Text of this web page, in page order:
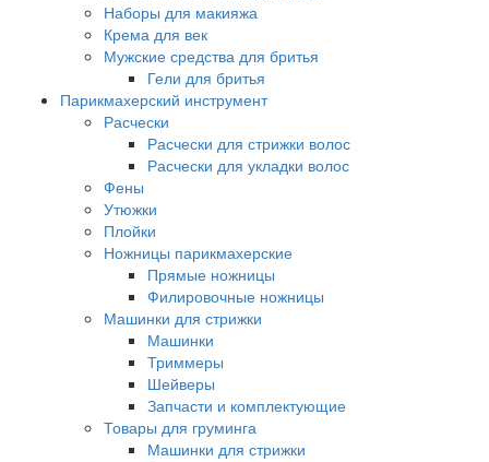
Наборы для макияжа
Крема для век
Мужские средства для бритья
Гели для бритья
Парикмахерский инструмент
Расчески
Расчески для стрижки волос
Расчески для укладки волос
Фены
Утюжки
Плойки
Ножницы парикмахерские
Прямые ножницы
Филировочные ножницы
Машинки для стрижки
Машинки
Триммеры
Шейверы
Запчасти и комплектующие
Товары для груминга
Машинки для стрижки